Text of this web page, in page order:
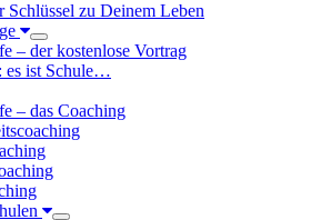
Schlüssel zu Deinem Leben
– der kostenlose Vortrag
es ist Schule…
– das Coaching